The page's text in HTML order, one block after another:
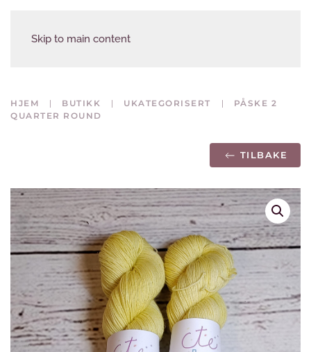
Skip to main content
HJEM BUTIKK UKATEGORISERT
PÅSKE 2
QUARTER ROUND
TILBAKE